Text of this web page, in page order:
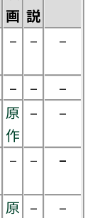
画 説
– – –
– –
–
原
作
– –
– – –
原 – –